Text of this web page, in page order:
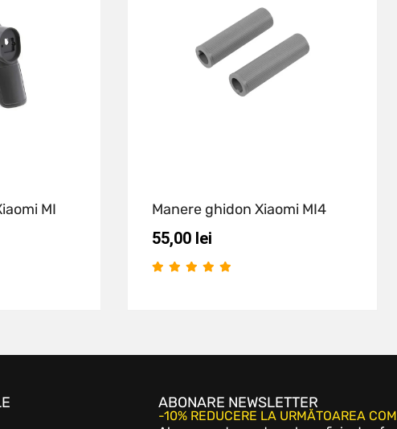
MI Manere ghidon Xiaomi MI4
55,00 lei
ABONARE NEWSLETTER
-10% REDUCERE LA URMĂTOAREA